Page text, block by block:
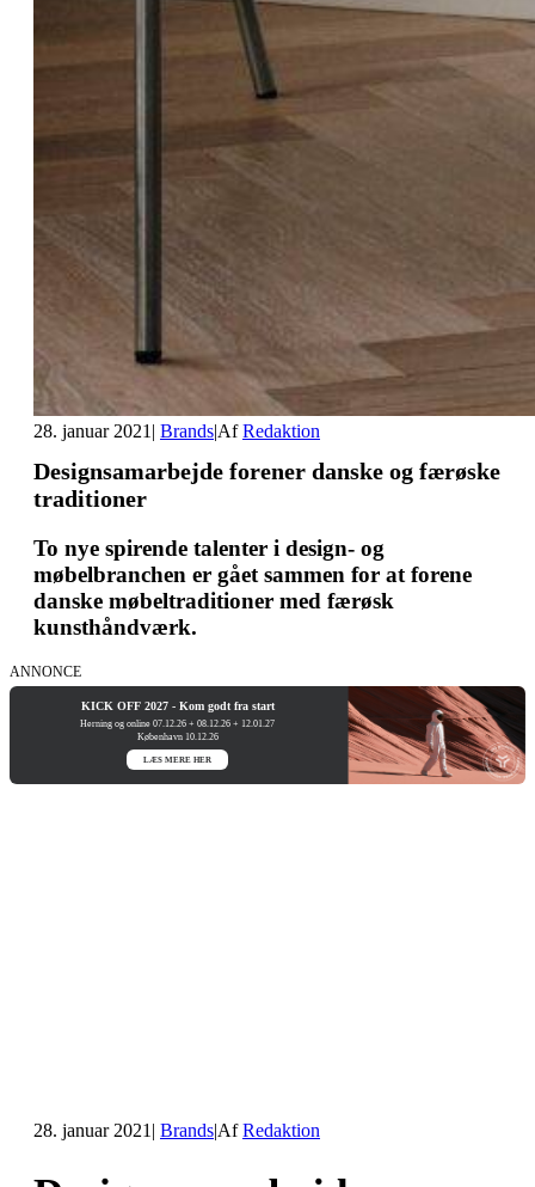
28. januar 2021 | Brands|AfRedaktion
Designsamarbejde forener danske og færøske
traditioner
To nye spirende talenter i design- og
møbelbranchen er gået sammen for at forene
danske møbeltraditioner med færøsk
kunsthåndværk.
ANNONCE
KICK OFF 2027 - Kom godt fra start
Herning og online 07.12.26 + 08.12.26 + 12.01.27
København 10.12.26
LÆS MERE HER
28. januar 2021 BrandsAfRedaktion